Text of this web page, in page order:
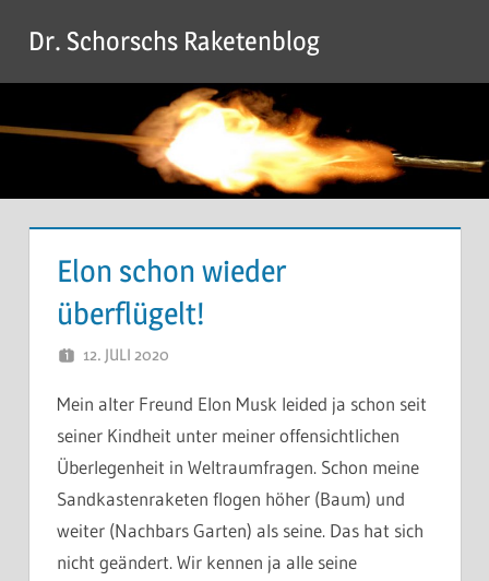
Inhalt
springen
Dr. Schorschs Raketenblog
Elon schon wieder
überflügelt!
12. JULI 2020
Mein alter Freund Elon Musk leided ja schon seit
seiner Kindheit unter meiner offensichtlichen
Überlegenheit in Weltraumfragen. Schon meine
Sandkastenraketen flogen höher (Baum) und
weiter (Nachbars Garten) als seine. Das hat sich
nicht geändert. Wir kennen ja alle seine